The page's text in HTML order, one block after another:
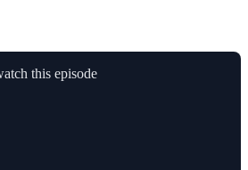
this episode